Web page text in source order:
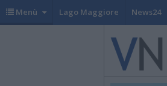
Menù Lago Maggiore News24